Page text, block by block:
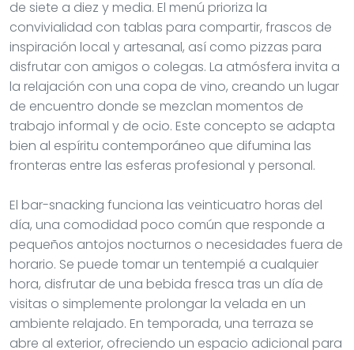
de siete a diez y media. El menú prioriza la
convivialidad con tablas para compartir, frascos de
inspiración local y artesanal, así como pizzas para
disfrutar con amigos o colegas. La atmósfera invita a
la relajación con una copa de vino, creando un lugar
de encuentro donde se mezclan momentos de
trabajo informal y de ocio. Este concepto se adapta
bien al espíritu contemporáneo que difumina las
fronteras entre las esferas profesional y personal.
El bar-snacking funciona las veinticuatro horas del
día, una comodidad poco común que responde a
pequeños antojos nocturnos o necesidades fuera de
horario. Se puede tomar un tentempié a cualquier
hora, disfrutar de una bebida fresca tras un día de
visitas o simplemente prolongar la velada en un
ambiente relajado. En temporada, una terraza se
abre al exterior, ofreciendo un espacio adicional para